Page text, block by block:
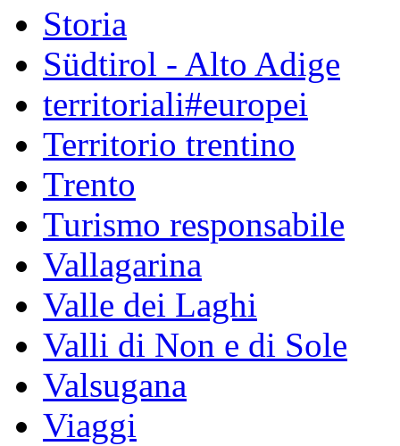
Storia
Südtirol - Alto Adige
territoriali#europei
Territorio trentino
Trento
Turismo responsabile
Vallagarina
Valle dei Laghi
Valli di Non e di Sole
Valsugana
Viaggi